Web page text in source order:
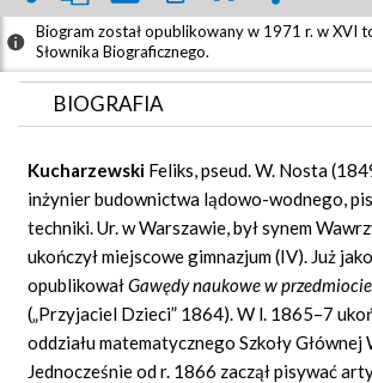
Biogram został opublikowany w 1971 r. w XVI
Słownika Biograficznego.
BIOGRAFIA
ZDJĘCIA (6)
GRAF POWIĄZAŃ
DYSKUSJA
Mapa
Kucharzewski Feliks, pseud. W. Nosta
inżynier budownictwa lądowo-wodnego,
techniki. Ur. w Warszawie, był synem
ukończył miejscowe gimnazjum (IV). Już
opublikowałGawędy naukowe w
(„Przyjaciel Dzieci” 1864). W l. 1865–7
oddziału matematycznego Szkoły Głównej
Jednocześnie od r. 1866 zaczął pisywać